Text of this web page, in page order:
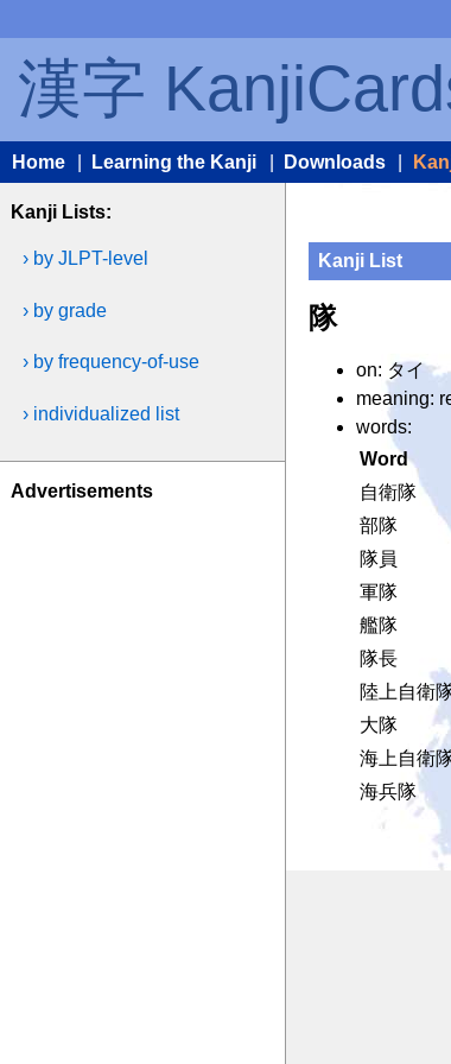
漢字
Home Learning the Kanji Downloads
Kanji Lists:
› by JLPT-level
› by grade
› by frequency-of-use
› individualized list
Advertisements
Kanji List
隊
on: タイ
meaning:
words:
Word
自衛隊
部隊
隊員
軍隊
艦隊
隊長
陸上自衛
大隊
海上自衛
海兵隊